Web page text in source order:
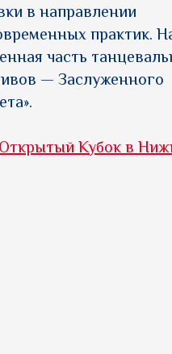
в направлении
практик.
часть
— Заслуженного
Кубок в